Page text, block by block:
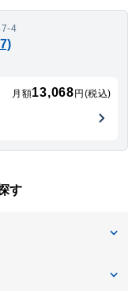
4
月額13,068円(税込)
す